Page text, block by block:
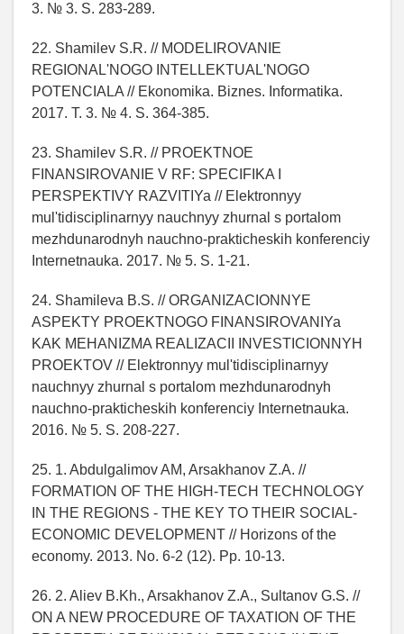
3. № 3. S. 283-289.
22. Shamilev S.R. // MODELIROVANIE
REGIONAL'NOGO INTELLEKTUAL'NOGO
POTENCIALA // Ekonomika. Biznes. Informatika.
2017. T. 3. № 4. S. 364-385.
23. Shamilev S.R. // PROEKTNOE
FINANSIROVANIE V RF: SPECIFIKA I
PERSPEKTIVY RAZVITIYa // Elektronnyy
mul'tidisciplinarnyy nauchnyy zhurnal s portalom
mezhdunarodnyh nauchno-prakticheskih konferenciy
Internetnauka. 2017. № 5. S. 1-21.
24. Shamileva B.S. // ORGANIZACIONNYE
ASPEKTY PROEKTNOGO FINANSIROVANIYa
KAK MEHANIZMA REALIZACII INVESTICIONNYH
PROEKTOV // Elektronnyy mul'tidisciplinarnyy
nauchnyy zhurnal s portalom mezhdunarodnyh
nauchno-prakticheskih konferenciy Internetnauka.
2016. № 5. S. 208-227.
25. 1. Abdulgalimov AM, Arsakhanov Z.A. //
FORMATION OF THE HIGH-TECH TECHNOLOGY
IN THE REGIONS - THE KEY TO THEIR SOCIAL-
ECONOMIC DEVELOPMENT // Horizons of the
economy. 2013. No. 6-2 (12). Pp. 10-13.
26. 2. Aliev B.Kh., Arsakhanov Z.A., Sultanov G.S. //
ON A NEW PROCEDURE OF TAXATION OF THE